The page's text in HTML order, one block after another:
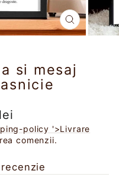
ÎNCHIDE
(ESC)
si mesaj
policy '>Livrare
comenzii.
recenzie